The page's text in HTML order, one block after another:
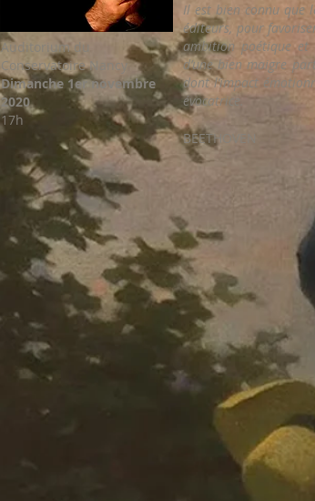
Auditorium du
Conservatoire Nancy
Dimanche 1er novembre
2020
17h
Il est bien connu que
éditeurs, pour
ambition poétique et
d’une bien maigre
dont l’impact
évocatrice.
BEETHOVEN
Sonate n°21
Sonate